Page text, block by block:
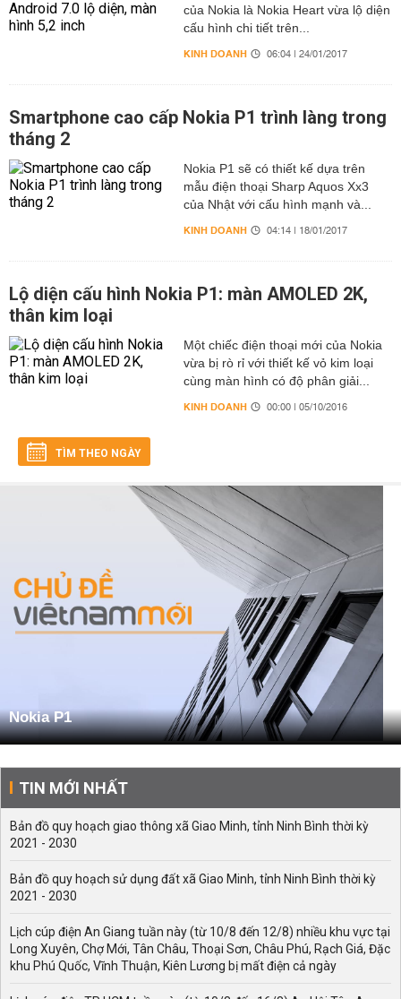
của Nokia là Nokia Heart vừa lộ diện
cấu hình chi tiết trên...
KINH DOANH 06:04 | 24/01/2017
Smartphone cao cấp Nokia P1 trình làng trong
tháng 2
Nokia P1 sẽ có thiết kế dựa trên
mẫu điện thoại Sharp Aquos Xx3
của Nhật với cấu hình mạnh và...
KINH DOANH 04:14 | 18/01/2017
Lộ diện cấu hình Nokia P1: màn AMOLED 2K,
thân kim loại
Một chiếc điện thoại mới của Nokia
vừa bị rò rỉ với thiết kế vỏ kim loại
cùng màn hình có độ phân giải...
KINH DOANH 00:00 | 05/10/2016
TÌM THEO NGÀY
Nokia P1
TIN MỚI NHẤT
Bản đồ quy hoạch giao thông xã Giao Minh, tỉnh Ninh Bình thời kỳ
2021 - 2030
Bản đồ quy hoạch sử dụng đất xã Giao Minh, tỉnh Ninh Bình thời kỳ
2021 - 2030
Lịch cúp điện An Giang tuần này (từ 10/8 đến 12/8) nhiều khu vực tại
Long Xuyên, Chợ Mới, Tân Châu, Thoại Sơn, Châu Phú, Rạch Giá, Đặc
khu Phú Quốc, Vĩnh Thuận, Kiên Lương bị mất điện cả ngày